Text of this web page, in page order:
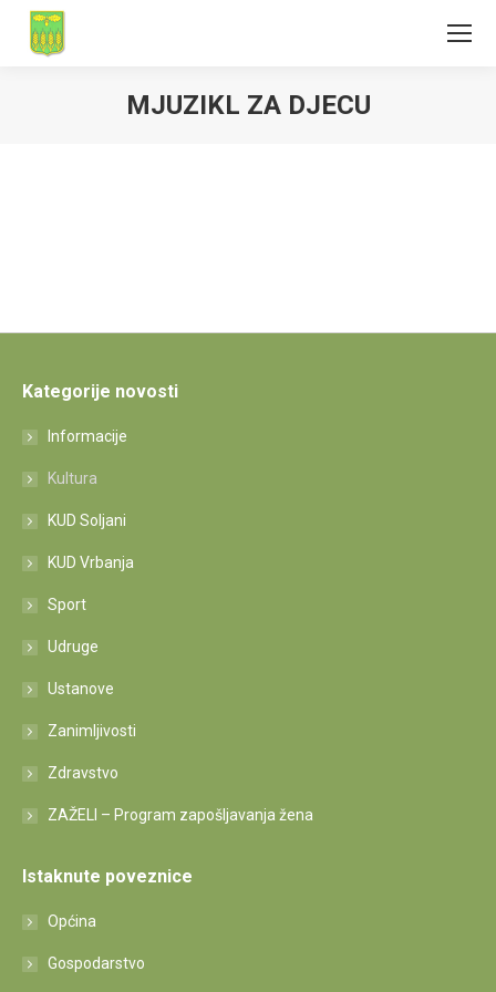
MJUZIKL ZA DJECU
Kategorije novosti
Informacije
Kultura
KUD Soljani
KUD Vrbanja
Sport
Udruge
Ustanove
Zanimljivosti
Zdravstvo
ZAŽELI – Program zapošljavanja žena
Istaknute poveznice
Općina
Gospodarstvo